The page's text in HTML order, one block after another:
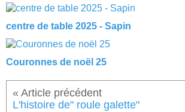
centre de table 2025 - Sapin
Couronnes de noël 25
L'histoire de" roule galette"